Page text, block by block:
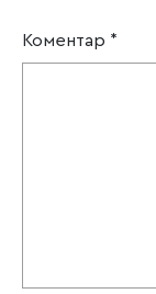
Коментар *